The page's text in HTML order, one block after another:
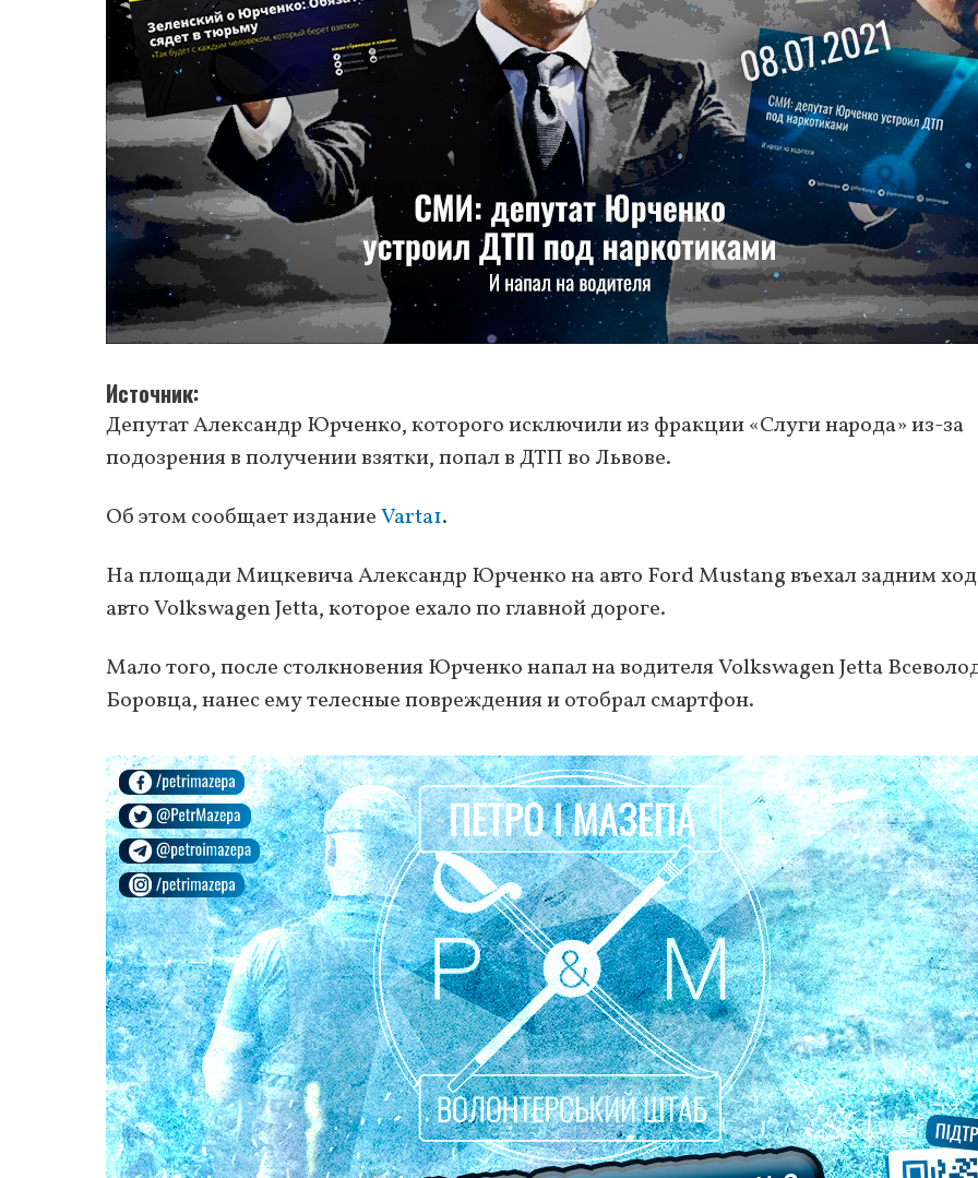
Источник
Депутат Александр Юрченко, которого исключили из фракции «Слуги народа» из-за
подозрения в получении взятки, попал в ДТП во Львове.
Об этом сообщает изданиеVarta1.
На площади Мицкевича Александр Юрченко на авто Ford Mustang въехал задним
авто Volkswagen Jetta, которое ехало по главной дороге.
Мало того, после столкновения Юрченко напал на водителя Volkswagen Jetta
Боровца, нанес ему телесные повреждения и отобрал смартфон.